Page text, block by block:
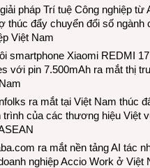
pháp Trí tuệ Công nghiệp từ
thúc đẩy chuyển đổi số ngành
Việt Nam
smartphone Xiaomi REDMI 17
với pin 7.500mAh ra mắt thị
ra mắt tại Việt Nam thúc
trình của các thương hiệu Việt
ra mắt nền tảng AI tác
nghiệp Accio Work ở Việt